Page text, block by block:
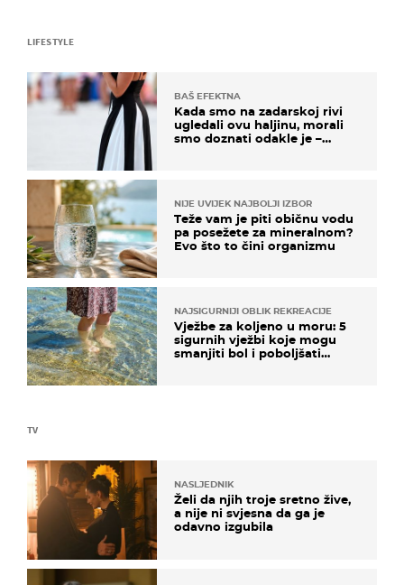
TV
NASLJEDNIK
Želi da njih troje sretno žive,
a nije ni svjesna da ga je
odavno izgubila
LIFESTYLE
BAŠ EFEKTNA
Kada smo na zadarskoj rivi
ugledali ovu haljinu, morali
smo doznati odakle je –
NIJE UVIJEK NAJBOLJI IZBOR
Teže vam je piti običnu vodu
pa posežete za mineralnom?
Evo što to čini organizmu
NAJSIGURNIJI OBLIK REKREACIJE
Vježbe za koljeno u moru: 5
sigurnih vježbi koje mogu
smanjiti bol i poboljšati